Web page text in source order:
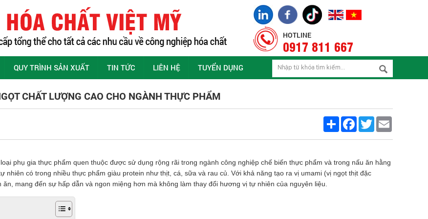
HOTLINE
0917 811 667
QUY TRÌNH SẢN XUẤT TIN TỨC LIÊN HỆ TUYỂN DỤNG
CHẤT LƯỢNG CAO CHO NGÀNH THỰC PHẨM
Share FacebookTwitter
phụ gia thực phẩm quen thuộc được sử dụng rộng rãi trong ngành công nghiệp chế biến thực phẩm và trong nấu ăn hằng
nhiên có trong nhiều thực phẩm giàu protein như thịt, cá, sữa và rau củ. Với khả năng tạo ra vị umami (vị ngọt thịt đặc
mang đến sự hấp dẫn và ngon miệng hơn mà không làm thay đổi hương vị tự nhiên của nguyên liệu.